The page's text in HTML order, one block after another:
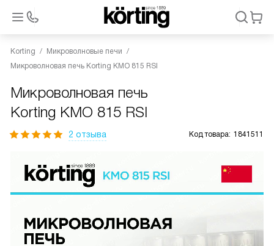
Korting
Микроволновые печи
Микроволновая печь Korting KMO 815 RSI
Микроволновая печь
Korting KMO 815 RSI
2 отзыва Код товара: 1841511